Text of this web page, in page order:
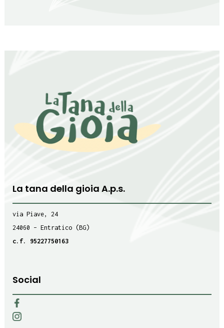
La tana della gioia A.p.s.
via Piave, 24
24060 – Entratico (BG)
c.f. 95227750163
Social